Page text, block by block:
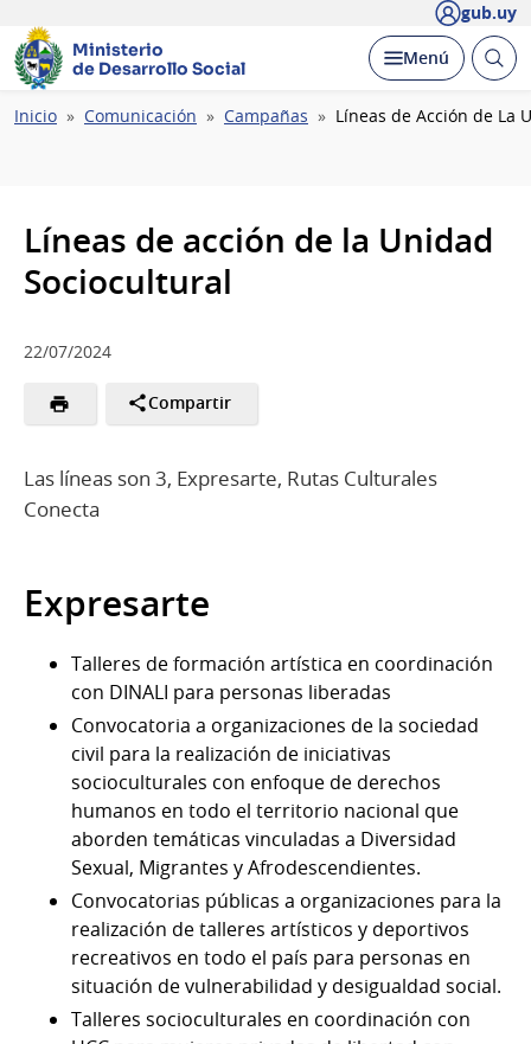
gub.uy
Ministerio
de Desarrollo Social
Desplegar
Menú Abrir
Ruta
Inicio Comunicación Campañas Líneas de Acción de La
Líneas de acción de la Unidad
Sociocultural
22/07/2024
Compartir
Las líneas son 3, Expresarte, Rutas Culturales
Conecta
Expresarte
Talleres de formación artística en coordinación
con DINALI para personas liberadas
Convocatoria a organizaciones de la sociedad
civil para la realización de iniciativas
socioculturales con enfoque de derechos
humanos en todo el territorio nacional que
aborden temáticas vinculadas a Diversidad
Sexual, Migrantes y Afrodescendientes.
Convocatorias públicas a organizaciones para la
realización de talleres artísticos y deportivos
recreativos en todo el país para personas en
situación de vulnerabilidad y desigualdad social.
Talleres socioculturales en coordinación con